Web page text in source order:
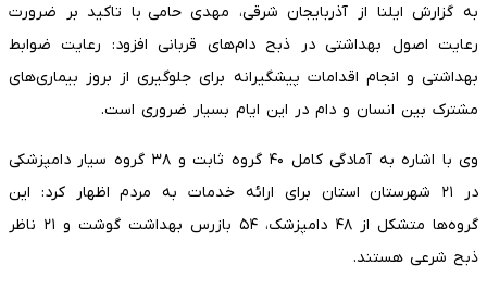
به گزارش ایلنا از آذربایجان شرقی، مهدی حامی با تاکید بر ضرورت
رعایت اصول بهداشتی در ذبح دام‌های قربانی افزود: رعایت ضوابط
بهداشتی و انجام اقدامات پیشگیرانه برای جلوگیری از بروز بیماری‌های
مشترک بین انسان و دام در این ایام بسیار ضروری است.
وی با اشاره به آمادگی کامل ۴۰ گروه ثابت و ۳۸ گروه سیار دامپزشکی
در ۲۱ شهرستان استان برای ارائه خدمات به مردم اظهار کرد: این
گروه‌ها متشکل از ۴۸ دامپزشک، ۵۴ بازرس بهداشت گوشت و ۲۱ ناظر
ذبح شرعی هستند.